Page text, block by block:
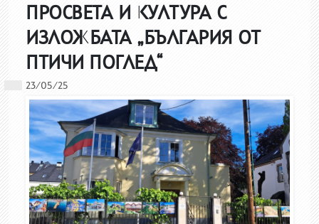
ПРОСВЕТА И КУЛТУРА С
ИЗЛОЖБАТА „БЪЛГАРИЯ ОТ
ПТИЧИ ПОГЛЕД“
23/05/25